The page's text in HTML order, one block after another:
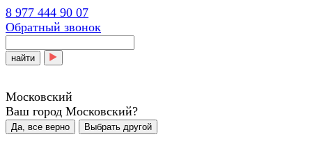
8 977 444 90 07
Обратный звонок
найти
Московский
Ваш город Московский?
Да, все верно Выбрать другой